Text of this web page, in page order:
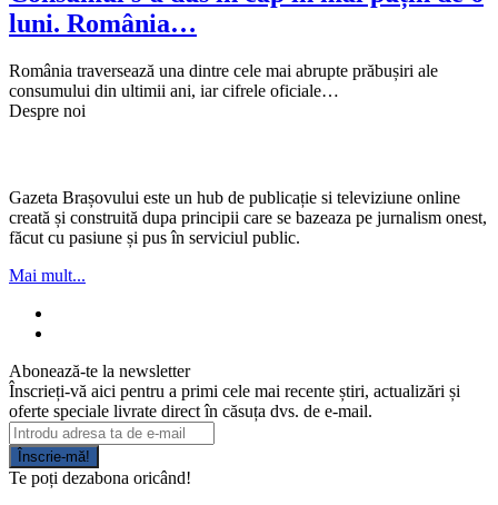
luni. România…
România traversează una dintre cele mai abrupte prăbușiri ale
consumului din ultimii ani, iar cifrele oficiale…
Despre noi
Gazeta Brașovului este un hub de publicație si televiziune online
creată și construită dupa principii care se bazeaza pe jurnalism onest,
făcut cu pasiune și pus în serviciul public.
Mai mult...
Abonează-te la newsletter
Înscrieți-vă aici pentru a primi cele mai recente știri, actualizări și
oferte speciale livrate direct în căsuța dvs. de e-mail.
Înscrie-mă!
Te poți dezabona oricând!